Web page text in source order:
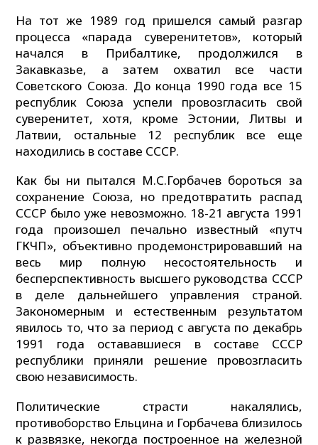
На тот же 1989 год пришелся самый разгар
процесса «парада суверенитетов», который
начался в Прибалтике, продолжился в
Закавказье, а затем охватил все части
Советского Союза. До конца 1990 года все 15
республик Союза успели провозгласить свой
суверенитет, хотя, кроме Эстонии, Литвы и
Латвии, остальные 12 республик все еще
находились в составе СССР.
Как бы ни пытался М.С.Горбачев бороться за
сохранение Союза, но предотвратить распад
СССР было уже невозможно. 18-21 августа 1991
года произошел печально известный «путч
ГКЧП», объективно продемонстрировавший на
весь мир полную несостоятельность и
бесперспективность высшего руководства СССР
в деле дальнейшего управления страной.
Закономерным и естественным результатом
явилось то, что за период с августа по декабрь
1991 года остававшиеся в составе СССР
республики приняли решение провозгласить
свою независимость.
Политические страсти накалялись,
противоборство Ельцина и Горбачева близилось
к развязке, некогда построенное на железной